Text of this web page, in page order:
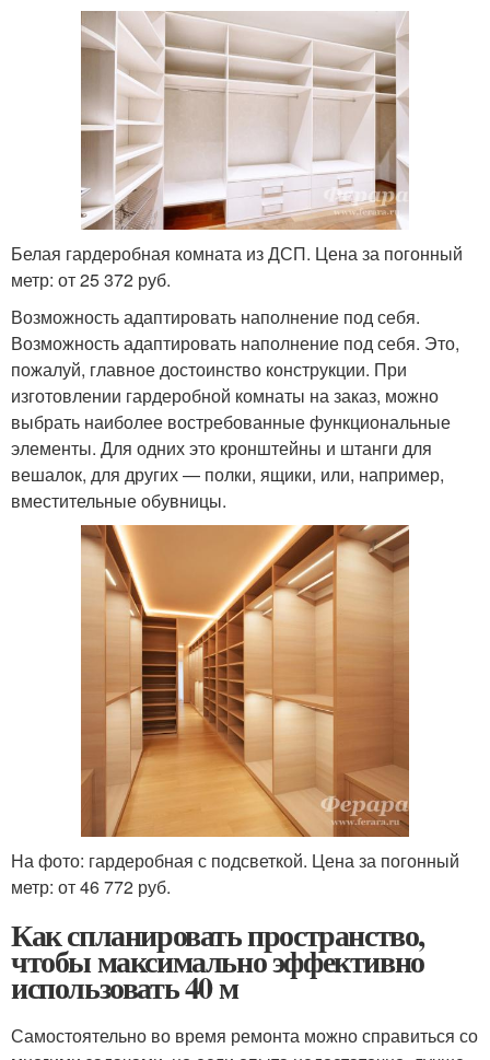
Белая гардеробная комната из ДСП. Цена за погонный
метр: от 25 372 руб.
Возможность адаптировать наполнение под себя.
Возможность адаптировать наполнение под себя. Это,
пожалуй, главное достоинство конструкции. При
изготовлении гардеробной комнаты на заказ, можно
выбрать наиболее востребованные функциональные
элементы. Для одних это кронштейны и штанги для
вешалок, для других — полки, ящики, или, например,
вместительные обувницы.
На фото: гардеробная с подсветкой. Цена за погонный
метр: от 46 772 руб.
Как спланировать пространство,
чтобы максимально эффективно
использовать 40 м
Самостоятельно во время ремонта можно справиться со